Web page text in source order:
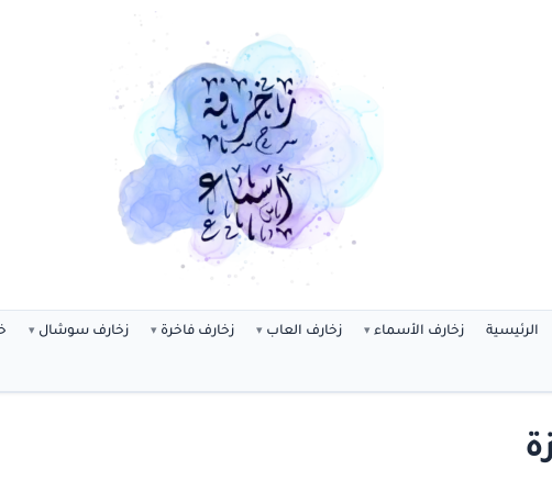
الرئيسية زخارف الأسماء زخارف العاب زخارف فاخرة زخارف سوشال